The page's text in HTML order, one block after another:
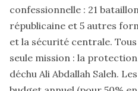
confessionnelle : 21
républicaine et 5 autres
et la sécurité centrale.
seule mission : la
déchu Ali Abdallah Saleh.